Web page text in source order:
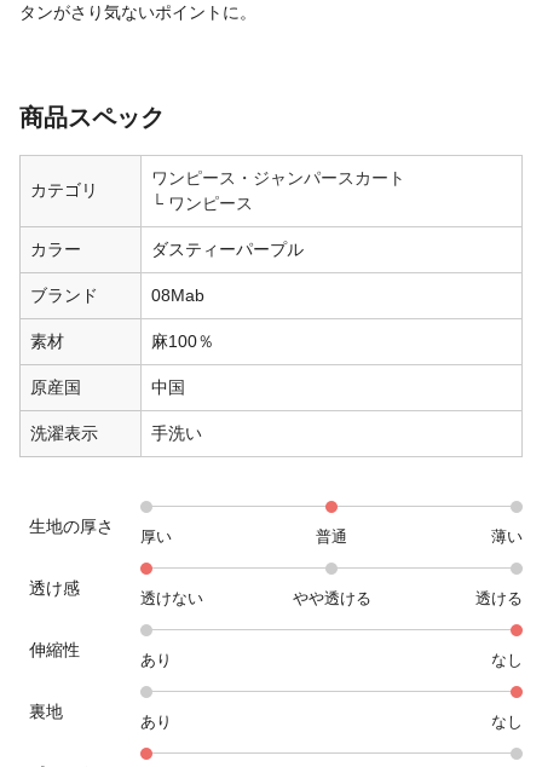
タンがさり気ないポイントに。
商品スペック
カテゴリ
ワンピース・ジャンパースカート
ワンピース
カラー ダスティーパープル
ブランド 08Mab
素材 麻100％
原産国 中国
洗濯表示 手洗い
生地の厚さ
厚い 普通 薄い
透け感
透けない やや透ける 透ける
伸縮性
あり なし
裏地
あり なし